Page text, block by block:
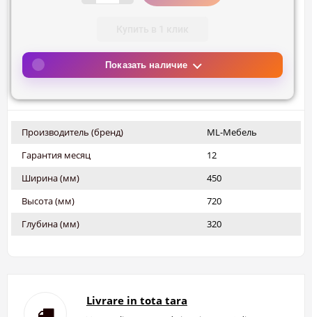
Показать наличие
Производитель (бренд)
ML-Мебель
Гарантия месяц
12
Ширина (мм)
450
Высота (мм)
720
Глубина (мм)
320
Livrare in tota tara